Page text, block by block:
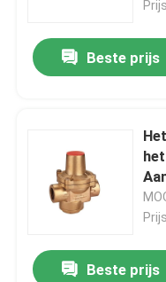
Beste prijs
Beste prijs